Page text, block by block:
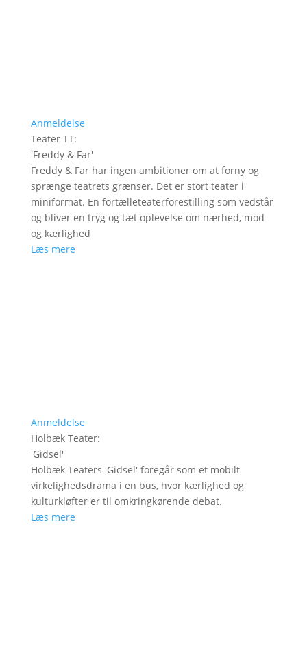
Anmeldelse
Teater TT:
'Freddy & Far'
Freddy & Far har ingen ambitioner om at forny og
sprænge teatrets grænser. Det er stort teater i
miniformat. En fortælleteaterforestilling som vedstår
og bliver en tryg og tæt oplevelse om nærhed, mod
og kærlighed
Læs mere
Anmeldelse
Holbæk Teater:
'Gidsel'
Holbæk Teaters 'Gidsel' foregår som et mobilt
virkelighedsdrama i en bus, hvor kærlighed og
kulturkløfter er til omkringkørende debat.
Læs mere